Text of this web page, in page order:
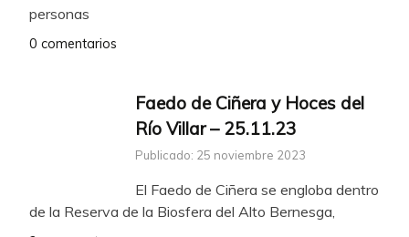
personas
0 comentarios
Faedo de Ciñera y Hoces del
Río Villar – 25.11.23
Publicado: 25 noviembre 2023
El Faedo de Ciñera se engloba dentro
de la Reserva de la Biosfera del Alto Bernesga,